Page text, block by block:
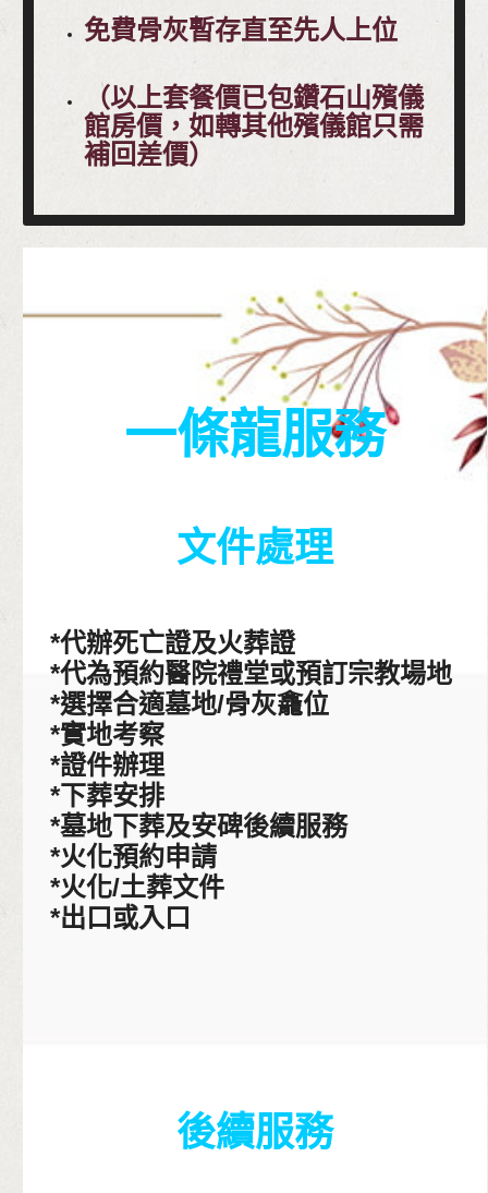
免費骨灰暫存直至先人上位
（以上套餐價已包鑽石山殯儀
館房價，如轉其他殯儀館只需
補回差價）
一條龍服務
文件處理
*代辦死亡證及火葬證
*代為預約醫院禮堂或預訂宗教場地
*選擇合適墓地/骨灰龕位
*實地考察
*證件辦理
*下葬安排
*墓地下葬及安碑後續服務
*火化預約申請
*火化/土葬文件
*出口或入口
後續服務